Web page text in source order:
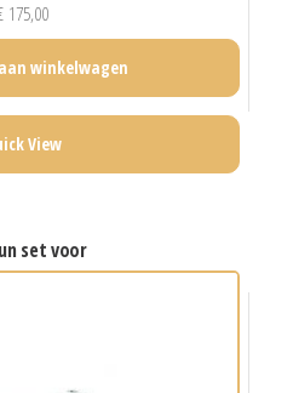
175,00
winkelwagen
View
set voor